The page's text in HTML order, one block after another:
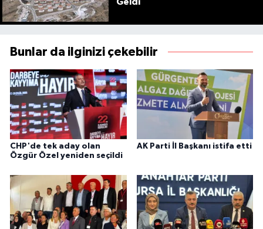
Bunlar da ilginizi çekebilir
CHP'de tek aday olan
Özgür Özel yeniden seçildi
AK Parti İl Başkanı istifa etti